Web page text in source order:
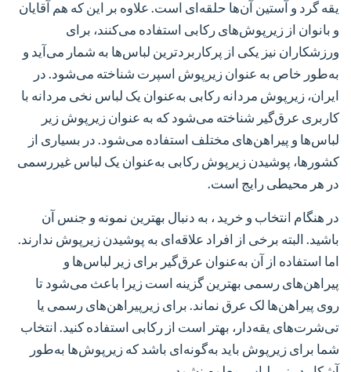
یقه گرد و آستین آن‌ها حلقه‌ای است. علاوه بر این که هم آقایان
و بانوان از زیرپوش‌های رکابی استفاده می‌کنند، برای
ورزشکاران نیز یکی از پرکاربردترین لباس‌ها به شمار می‌آید و
به‌طور خاص به عنوان زیرپوش اسپرت شناخته می‌شود. در
ایران، زیرپوش مردانه رکابی به‌عنوان یک لباس نخی مردانه با
کاربری عرق‌گیر شناخته می‌شود که به عنوان زیرپوش زیر
لباس‌ها و پیراهن‌های مختلف استفاده می‌شود. در بسیاری از
کشورها، پوشیدن زیرپوش رکابی به‌عنوان یک لباس غیررسمی
در هر محیطی رایج است.
در هنگام انتخاب و خرید ، به دنبال بهترین نمونه و جنس آن
باشید. البته برخی از افراد علاقه‌ای به پوشیدن زیرپوش ندارند.
اما استفاده از آن به‌عنوان عرق‌گیر برای زیر لباس‌ها و
پیراهن‌های رسمی بهترین گزینه است زیرا باعث می‌شود تا
روی پیراهن‌ها لک عرق نماند. برای زیرپیراهن‌های رسمی یا
تی‌شرت‌های یقه‌دار، بهتر است از رکابی استفاده کنید. انتخاب
شما برای زیرپوش باید به‌گونه‌ای باشد که زیرپوش‌ها به‌طور